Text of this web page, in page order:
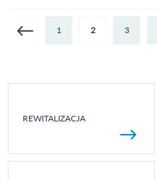
Strony 1 2 3
REWITALIZACJA